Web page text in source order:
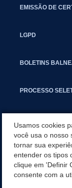
EMISSÃO DE
LGPD
BOLETINS
PROCESSO
MANUAL DE
TURMINHA DO
Usamos cookies
você usa o nosso
tornar sua
entender os tipos
clique em 'Definir
consente com a